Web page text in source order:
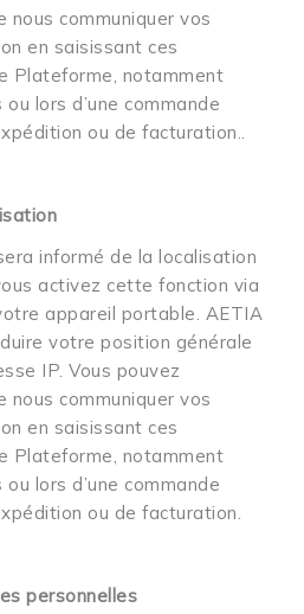
nous communiquer vos
en saisissant ces
Plateforme, notamment
lors d’une commande
ou de facturation..
informé de la localisation
activez cette fonction via
appareil portable. AETIA
votre position générale
IP. Vous pouvez
nous communiquer vos
en saisissant ces
Plateforme, notamment
lors d’une commande
ou de facturation.
personnelles